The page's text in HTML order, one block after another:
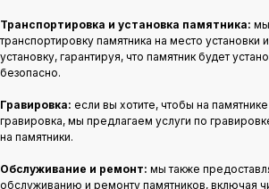
Транспортировка и установка памятника:
транспортировку памятника на место
установку, гарантируя, что памятник будет
безопасно.
Гравировка: если вы хотите, чтобы на
гравировка, мы предлагаем услуги по
на памятники.
Обслуживание и ремонт: мы также
обслуживанию и ремонту памятников, включая